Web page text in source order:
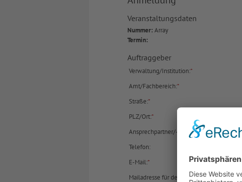
Veranstaltungsdaten
Nummer: Array
Termin:
Auftraggeber
Verwaltung/Institution:*
Amt/Fachbereich:*
Straße:*
PLZ/Ort:*
Ansprechpartner/-in:
Telefon:
E-Mail:*
Mailadresse für den Rechnungsempfang:*